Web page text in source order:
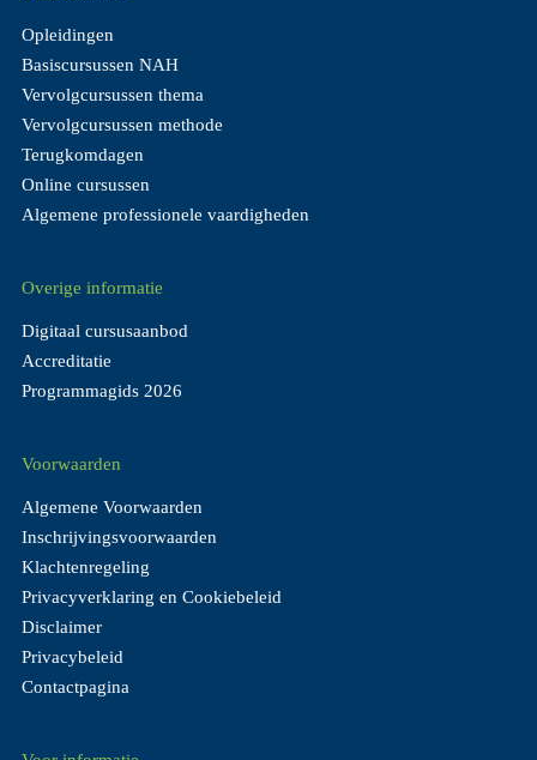
Opleidingen
Basiscursussen NAH
Vervolgcursussen thema
Vervolgcursussen methode
Terugkomdagen
Online cursussen
Algemene professionele vaardigheden
Overige informatie
Digitaal cursusaanbod
Accreditatie
Programmagids 2026
Voorwaarden
Algemene Voorwaarden
Inschrijvingsvoorwaarden
Klachtenregeling
Privacyverklaring en Cookiebeleid
Disclaimer
Privacybeleid
Contactpagina